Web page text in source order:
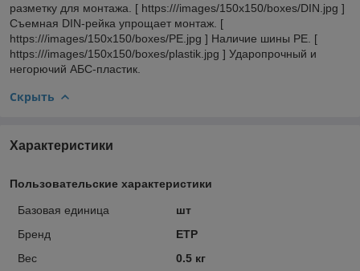
разметку для монтажа. [ https:///images/150x150/boxes/DIN.jpg ]
Съемная DIN-рейка упрощает монтаж. [
https:///images/150x150/boxes/PE.jpg ] Наличие шины РЕ. [
https:///images/150x150/boxes/plastik.jpg ] Ударопрочный и
негорючий АБС-пластик.
Скрыть
Характеристики
Пользовательские характеристики
Базовая единица
шт
Бренд
ETP
Вес
0.5 кг